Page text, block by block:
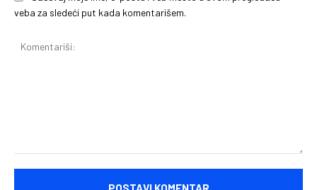
veba za sledeći put kada komentarišem.